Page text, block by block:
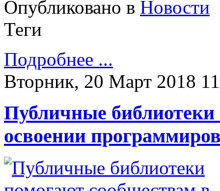
Опубликовано в Новости
Теги
Подробнее ...
Вторник, 20 Март 2018
Публичные
освоении